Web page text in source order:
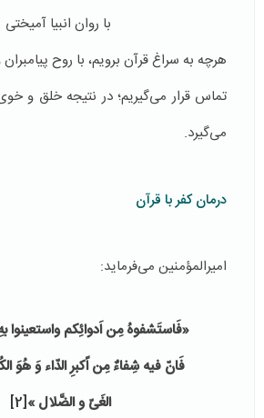
با روان انبیا آمیختی
هرچه به سراغ قرآن برویم، با روح
تماس قرار می‌گیریم؛ در نتیجه خلق و
می‌گیرد.
درمان کفر با قرآن
امیرالمؤمنین می‌فرماید:
«فَاستَشفوهُ مِن اَدوائِکم واستعینوا
فَانّ فیه شِفاءٌ مِن اًکبرِ الدّاء وَ هُوَ
الغَیّ و الضَّلال »[2]